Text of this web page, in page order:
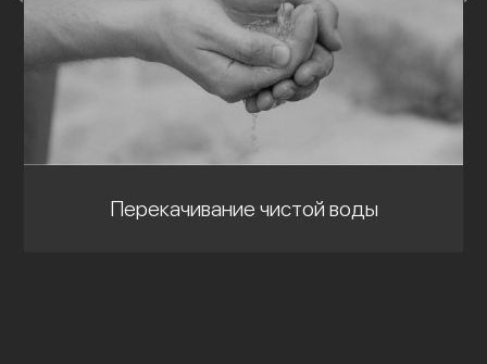
Перекачивание чистой воды